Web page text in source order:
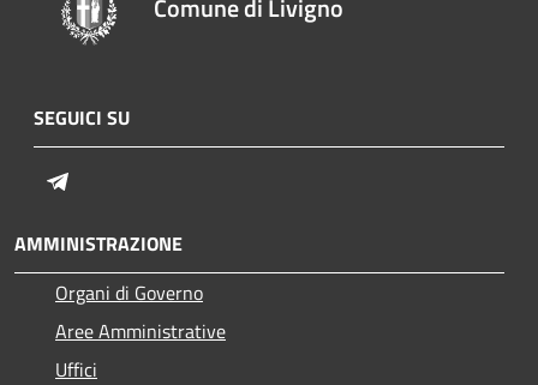
SEGUICI SU
AMMINISTRAZIONE
Organi di Governo
Aree Amministrative
Uffici